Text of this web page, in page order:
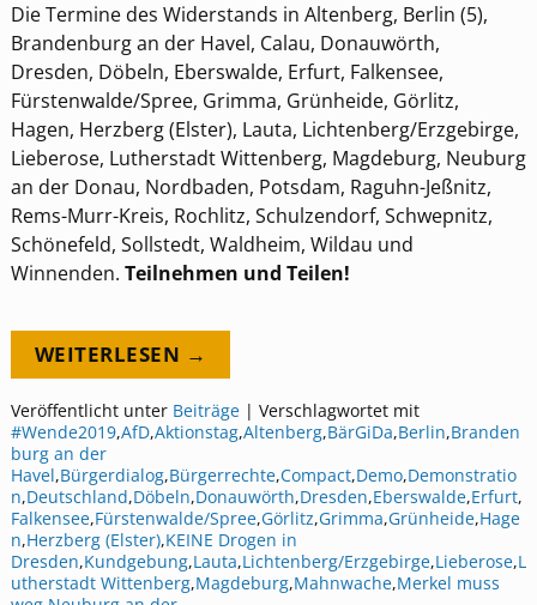
Die Termine des Widerstands in Altenberg, Berlin (5),
Brandenburg an der Havel, Calau, Donauwörth,
Dresden, Döbeln, Eberswalde, Erfurt, Falkensee,
Fürstenwalde/Spree, Grimma, Grünheide, Görlitz,
Hagen, Herzberg (Elster), Lauta, Lichtenberg/Erzgebirge,
Lieberose, Lutherstadt Wittenberg, Magdeburg, Neuburg
an der Donau, Nordbaden, Potsdam, Raguhn-Jeßnitz,
Rems-Murr-Kreis, Rochlitz, Schulzendorf, Schwepnitz,
Schönefeld, Sollstedt, Waldheim, Wildau und
Winnenden. Teilnehmen und Teilen!
WEITERLESEN →
Veröffentlicht unter Beiträge| Verschlagwortet mit
#Wende2019,AfD,Aktionstag,Altenberg,BärGiDa,Berlin,Branden
burg an der
Havel,Bürgerdialog,Bürgerrechte,Compact,Demo,Demonstratio
n,Deutschland,Döbeln,Donauwörth,Dresden,Eberswalde,Erfurt,
Falkensee,Fürstenwalde/Spree,Görlitz,Grimma,Grünheide,Hage
n,Herzberg (Elster),KEINE Drogen in
Dresden,Kundgebung,Lauta,Lichtenberg/Erzgebirge,Lieberose,L
utherstadt Wittenberg,Magdeburg,Mahnwache,Merkel muss